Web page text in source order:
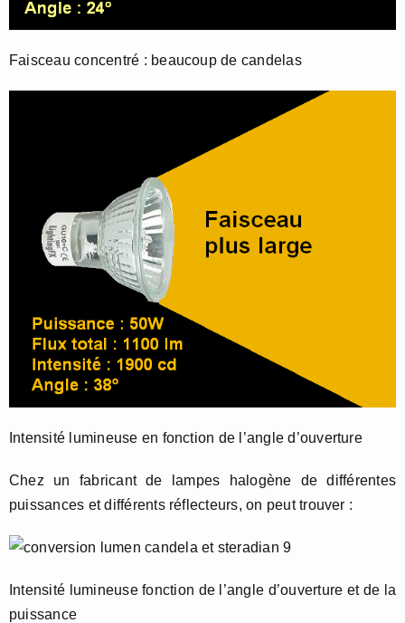
Faisceau concentré : beaucoup de candelas
Intensité lumineuse en fonction de l’angle d’ouverture
Chez un fabricant de lampes halogène de différentes
puissances et différents réflecteurs, on peut trouver :
Intensité lumineuse fonction de l’angle d’ouverture et de la
puissance